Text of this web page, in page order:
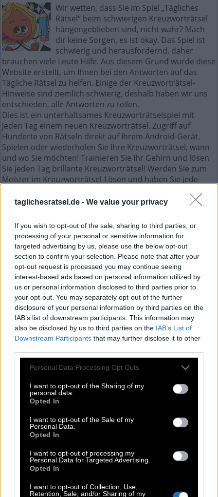
taglichesratsel.de - We value your privacy
If you wish to opt-out of the sale, sharing to third parties, or
processing of your personal or sensitive information for
targeted advertising by us, please use the below opt-out
section to confirm your selection. Please note that after your
opt-out request is processed you may continue seeing
interest-based ads based on personal information utilized by
us or personal information disclosed to third parties prior to
your opt-out. You may separately opt-out of the further
disclosure of your personal information by third parties on the
IAB’s list of downstream participants. This information may
also be disclosed by us to third parties on the IAB’s List of
Downstream Participants that may further disclose it to other
Personal Data Processing Opt Outs
I want to opt-out of the Sharing of my
personal data.
Opted In
I want to opt-out of the Sale of my
Personal Data.
Opted In
I want to opt-out of processing my
Personal Data for Targeted Advertising.
Opted In
I want to opt-out of Collection, Use,
Retention, Sale, and/or Sharing of my
Wir wetten, dass Sie im Spiel „Tägliches
Rätsel“ beim schwierigen Kreuzworträtsel
hängengeblieben sind, nicht wahr? Mach
dir keine Sorgen, es ist okay. Das Spiel ist
schwierig und herausfordernd, daher
brauchen viele Leute Hilfe. Aus diesem Grund wurde diese
Website erstellt, um Ihnen bei den Antworten auf das
Tägliche Rätsel zu helfen. Einige der Kreuzworträtsel-
Hinweise sind ziemlich schwierig, deshalb haben wir uns
entschieden, alle Antworten zu teilen.
Dies ist ein unterhaltsames Kreuzworträtselspiel mit
jeden Tag einem neuen Kreuzworträtsel. Zugriff auf
Hunderte von Rätseln direkt auf Ihrem Android-Gerät.
Spielen oder wiederholen Sie Ihre Kreuzworträtsel, wann
und wo Sie möchten! Trainieren Sie Ihr Gehirn und lösen
Sie jeden Tag brillante Kreuzworträtsel! Werden Sie zum
Meister im Kreuzworträtsel-Lösen und haben Sie jede
U N
S
R
E U
S
E
X C E
L
T
H R O
N
E
I N
E
E
G O
Midge __ war Sänger der Band Ultravox:
Anzahl der Ursachen bei Monokausalität
N
E
Unter __, deutsche Seifenoper
N
S
E
O
Fernsehformat wie Breaking Bad oder Dark